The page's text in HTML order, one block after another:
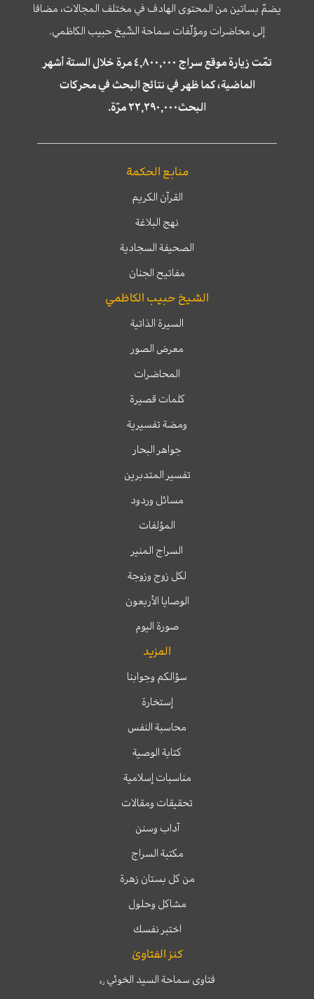
يضمّ بساتين من المحتوى الهادف في مختلف المجالات، مضافا
إلى محاضرات ومؤلّفات سماحة الشّيخ حبيب الكاظمي.
تمّت زيارة موقع سراج ٤,٨٠٠,٠٠٠ مرة خلال الستة أشهر
الماضية، كما ظهر في نتائج البحث في محركات
البحث٢٢,٢٩٠,٠٠٠ مرّة.
منابع الحكمة
القرآن الكريم
نهج البلاغة
الصحيفة السجادية
مفاتيح الجنان
الشيخ حبيب الكاظمي
السيرة الذاتية
معرض الصور
المحاضرات
كلمات قصيرة
ومضة تفسيرية
جواهر البحار
تفسير المتدبرين
مسائل وردود
المؤلفات
السراج المنير
لكل زوج وزوجة
الوصايا الأربعون
صورة اليوم
المزيد
سؤالكم وجوابنا
إستخارة
محاسبة النفس
كتابة الوصية
مناسبات إسلامية
تحقيقات ومقالات
آداب وسنن
مكتبة السراج
من كل بستان زهرة
مشاكل وحلول
اختبر نفسك
كنز الفتاوىٰ
فتاوى سماحة السيد الخوئيره